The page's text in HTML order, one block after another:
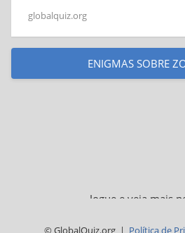
globalquiz.org
ENIGMAS SOBRE
Jogue e veja mais
© GlobalQuiz.org | Política de